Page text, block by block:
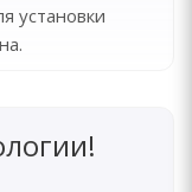
установки